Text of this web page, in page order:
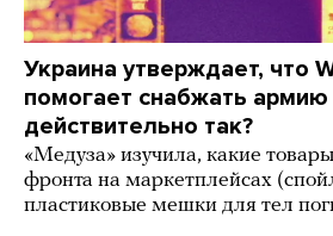
Украина утверждает, что
помогает снабжать
действительно так?
«Медуза» изучила, какие
фронта на маркетплейсах
пластиковые мешки для тел